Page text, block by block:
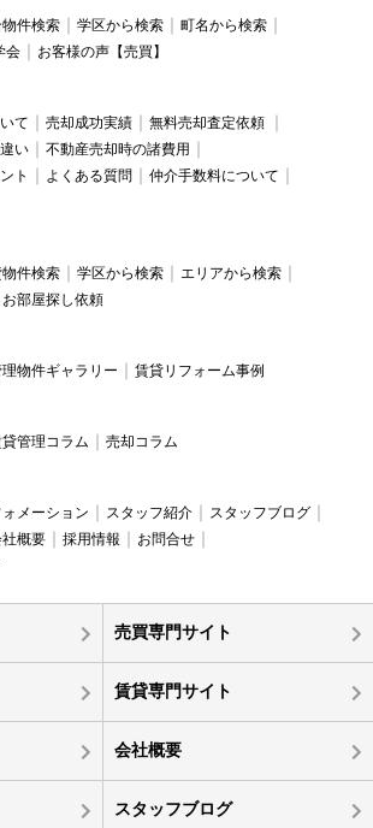
件検索 学区から検索
町名から検索
会 お客様の声【売買】
て 売却成功実績
無料売却査定依頼
い
不動産売却時の諸費用
ト
よくある質問
仲介手数料について
件検索 学区から検索
エリアから検索
お部屋探し依頼
物件ギャラリー 賃貸リフォーム事例
管理コラム 売却コラム
メーション スタッフ紹介
スタッフブログ
概要 採用情報
お問合せ
売買専門サイト
賃貸専門サイト
会社概要
スタッフブログ